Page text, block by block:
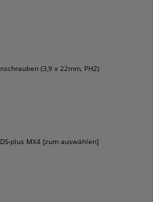
(3,9 x 22mm, PH2)
plus MX4 [zum auswählen]